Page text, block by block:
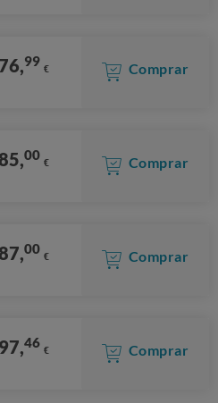
99 € Comprar
00 € Comprar
00 € Comprar
46 € Comprar